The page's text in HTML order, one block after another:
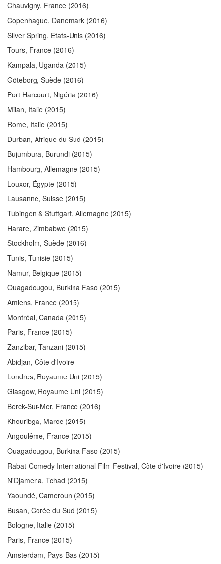
Chauvigny, France (2016)
Copenhague, Danemark (2016)
Silver Spring, Etats-Unis (2016)
Tours, France (2016)
Kampala, Uganda (2015)
Göteborg, Suède (2016)
Port Harcourt, Nigéria (2016)
Milan, Italie (2015)
Rome, Italie (2015)
Durban, Afrique du Sud (2015)
Bujumbura, Burundi (2015)
Hambourg, Allemagne (2015)
Louxor, Égypte (2015)
Lausanne, Suisse (2015)
Tubingen & Stuttgart, Allemagne (2015)
Harare, Zimbabwe (2015)
Stockholm, Suède (2016)
Tunis, Tunisie (2015)
Namur, Belgique (2015)
Ouagadougou, Burkina Faso (2015)
Amiens, France (2015)
Montréal, Canada (2015)
Paris, France (2015)
Zanzibar, Tanzani (2015)
Abidjan, Côte d'Ivoire
Londres, Royaume Uni (2015)
Glasgow, Royaume Uni (2015)
Berck-Sur-Mer, France (2016)
Khouribga, Maroc (2015)
Angoulême, France (2015)
Ouagadougou, Burkina Faso (2015)
Rabat-Comedy International Film Festival, Côte d'Ivoire (2015)
N'Djamena, Tchad (2015)
Yaoundé, Cameroun (2015)
Busan, Corée du Sud (2015)
Bologne, Italie (2015)
Paris, France (2015)
Amsterdam, Pays-Bas (2015)